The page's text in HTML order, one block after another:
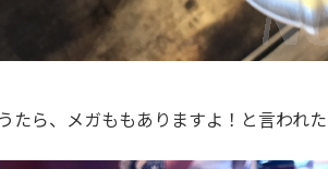
たら、メガももありますよ！と言われた